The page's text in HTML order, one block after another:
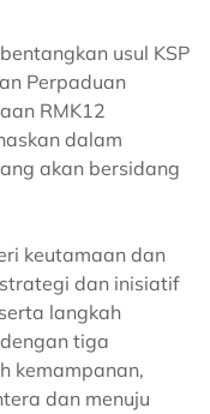
usul KSP
Perpaduan
RMK12
dalam
akan bersidang
keutamaan dan
dan inisiatif
langkah
tiga
kemampanan,
dan menuju